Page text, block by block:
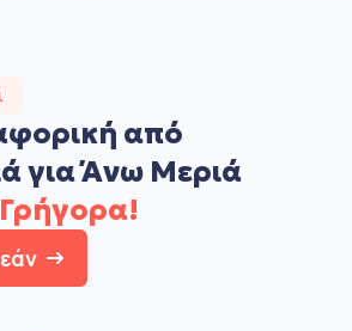
από
για Άνω Μεριά